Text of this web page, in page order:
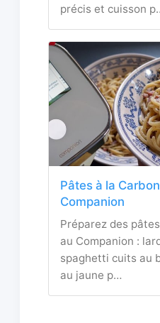
précis et cuisson
Pâtes à la
Companion
Préparez des
au Companion :
spaghetti cuits au
au jaune p…